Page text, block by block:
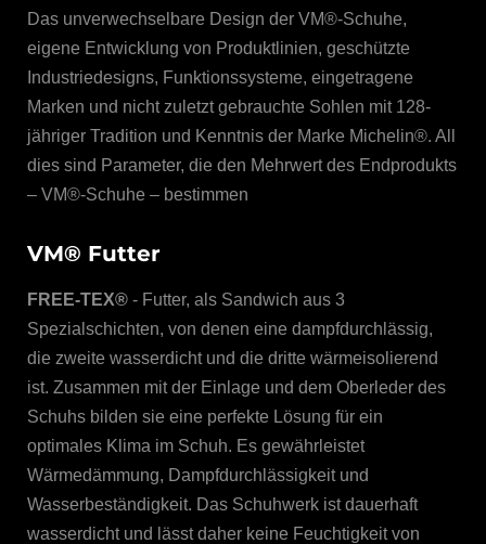
Das unverwechselbare Design der VM®-Schuhe,
eigene Entwicklung von Produktlinien, geschützte
Industriedesigns, Funktionssysteme, eingetragene
Marken und nicht zuletzt gebrauchte Sohlen mit 128-
jähriger Tradition und Kenntnis der Marke Michelin®. All
dies sind Parameter, die den Mehrwert des Endprodukts
– VM®-Schuhe – bestimmen
VM® Futter
FREE-TEX® - Futter, als Sandwich aus 3
Spezialschichten, von denen eine dampfdurchlässig,
die zweite wasserdicht und die dritte wärmeisolierend
ist. Zusammen mit der Einlage und dem Oberleder des
Schuhs bilden sie eine perfekte Lösung für ein
optimales Klima im Schuh. Es gewährleistet
Wärmedämmung, Dampfdurchlässigkeit und
Wasserbeständigkeit. Das Schuhwerk ist dauerhaft
wasserdicht und lässt daher keine Feuchtigkeit von